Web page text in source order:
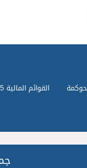
القوائم المالية 2025